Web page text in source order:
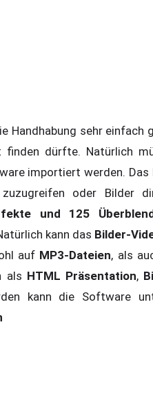
Handhabung sehr einfach
finden dürfte. Natürlich
importiert werden.
zuzugreifen oder Bilder
und 125
kann das Bilder-
auf MP3-Dateien, als
als HTML Präsentation,
kann die Software